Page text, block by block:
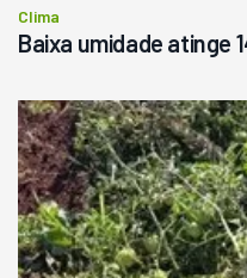
Clima
Baixa umidade atinge